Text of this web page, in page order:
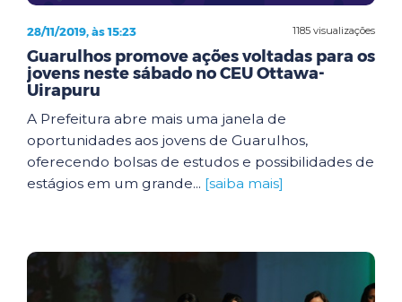
1185 visualizações
28/11/2019, às 15:23
Guarulhos promove ações voltadas para os
jovens neste sábado no CEU Ottawa-
Uirapuru
A Prefeitura abre mais uma janela de
oportunidades aos jovens de Guarulhos,
oferecendo bolsas de estudos e possibilidades de
estágios em um grande... [saiba mais]